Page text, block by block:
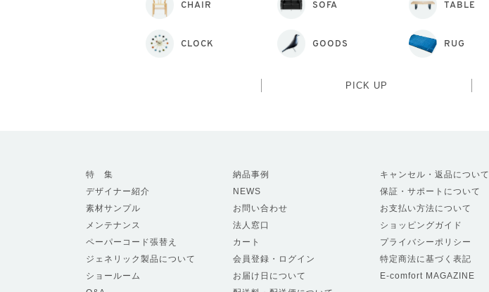
CHAIR SOFA TABLE
CLOCK GOODS RUG
PICK UP
特 集
デザイナー紹介
素材サンプル
メンテナンス
ペーパーコード張替え
ジェネリック製品について
ショールーム
納品事例
NEWS
お問い合わせ
法人窓口
カート
会員登録・ログイン
お届け日について
キャンセル・返品について
保証・サポートについて
お支払い方法について
ショッピングガイド
プライバシーポリシー
特定商法に基づく表記
E-comfort MAGAZINE